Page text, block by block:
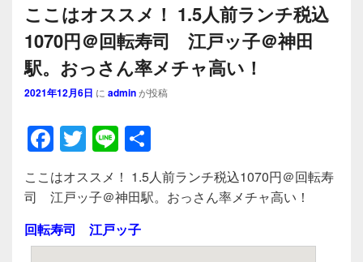
ここはオススメ！ 1.5人前ランチ税込
1070円＠回転寿司 江戸ッ子＠神田
駅。おっさん率メチャ高い！
2021年12月6日 に adminが投稿
F
a
c
e
b
T
wi
tt
er
Li
n
e
有
ここはオススメ！ 1.5人前ランチ税込1070円＠回転寿
司 江戸ッ子＠神田駅。おっさん率メチャ高い！
回転寿司 江戸ッ子